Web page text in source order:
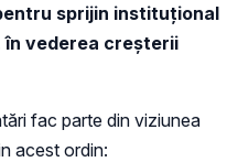
sprijin instituțional
vederea creșterii
fac parte din viziunea
acest ordin: